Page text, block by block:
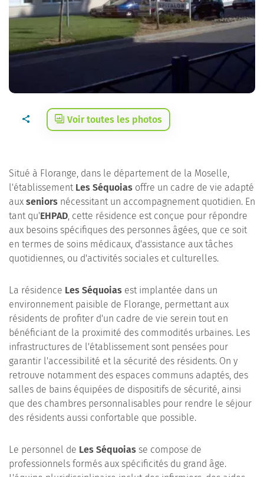
Voir toutes les photos
Situé à Florange, dans le département de la Moselle,
l'établissement Les Séquoias offre un cadre de vie adapté
aux seniors nécessitant un accompagnement quotidien. En
tant qu'EHPAD, cette résidence est conçue pour répondre
aux besoins spécifiques des personnes âgées, que ce soit
en termes de soins médicaux, d'assistance aux tâches
quotidiennes, ou d'activités sociales et culturelles.
La résidence Les Séquoias est implantée dans un
environnement paisible de Florange, permettant aux
résidents de profiter d'un cadre de vie serein tout en
bénéficiant de la proximité des commodités urbaines. Les
infrastructures de l'établissement sont pensées pour
garantir l'accessibilité et la sécurité des résidents. On y
retrouve notamment des espaces communs adaptés, des
salles de bains équipées de dispositifs de sécurité, ainsi
que des chambres personnalisables pour rendre le séjour
des résidents aussi confortable que possible.
Le personnel de Les Séquoias se compose de
professionnels formés aux spécificités du grand âge.